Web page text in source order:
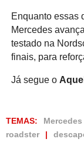
Enquanto essas
Mercedes
testado na
finais, para
Já segue o
TEMAS: Mercedes
roadster